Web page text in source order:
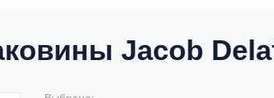
Jacob